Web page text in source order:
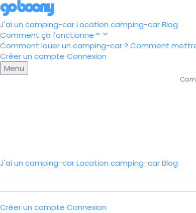
J'ai un camping-carLocation camping-carBlog
Comment ça fonctionne
Comment louer un camping-car ? Comment
Créer un compte Connexion
Menu
J'ai un camping-carLocation camping-carBlog
Créer un compte Connexion